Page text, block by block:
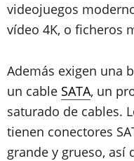
videojuegos
vídeo 4K, o ficheros
Además exigen una
un cable SATA, un
saturado de cables.
tienen conectores
grande y grueso, así